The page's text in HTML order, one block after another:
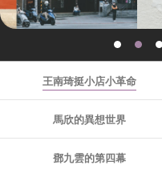
王南琦挺小店小革命
馬欣的異想世界
鄧九雲的第四幕